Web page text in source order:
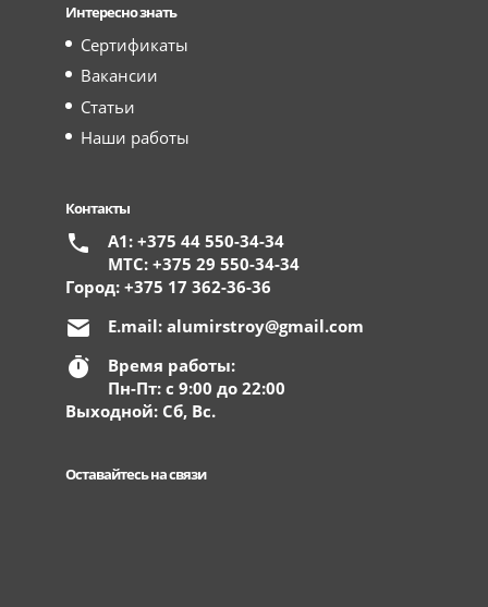
Интересно знать
Сертификаты
Вакансии
Статьи
Наши работы
Контакты
А1: +375 44 550-34-34
МТС: +375 29 550-34-34
Город: +375 17 362-36-36
E.mail: alumirstroy@gmail.com
Время работы:
Пн-Пт: с 9:00 до 22:00
Выходной: Сб, Вс.
Оставайтесь на связи